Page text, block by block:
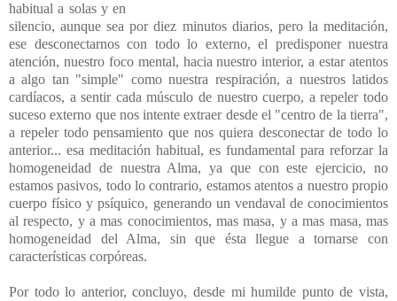
habitual a solas y en
silencio, aunque sea por diez minutos diarios, pero la meditación,
ese desconectarnos con todo lo externo, el predisponer nuestra
atención, nuestro foco mental, hacia nuestro interior, a estar atentos
a algo tan "simple" como nuestra respiración, a nuestros latidos
cardíacos, a sentir cada músculo de nuestro cuerpo, a repeler todo
suceso externo que nos intente extraer desde el "centro de la tierra",
a repeler todo pensamiento que nos quiera desconectar de todo lo
anterior... esa meditación habitual, es fundamental para reforzar la
homogeneidad de nuestra Alma, ya que con este ejercicio, no
estamos pasivos, todo lo contrario, estamos atentos a nuestro propio
cuerpo físico y psíquico, generando un vendaval de conocimientos
al respecto, y a mas conocimientos, mas masa, y a mas masa, mas
homogeneidad del Alma, sin que ésta llegue a tornarse con
características corpóreas.
Por todo lo anterior, concluyo, desde mi humilde punto de vista,